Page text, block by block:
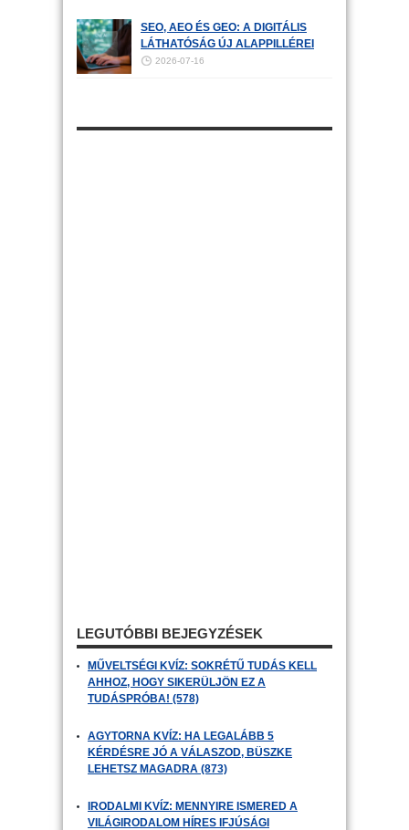
SEO, AEO ÉS GEO: A DIGITÁLIS
LÁTHATÓSÁG ÚJ ALAPPILLÉREI
2026-07-16
LEGUTÓBBI BEJEGYZÉSEK
MŰVELTSÉGI KVÍZ: SOKRÉTŰ TUDÁS KELL
AHHOZ, HOGY SIKERÜLJÖN EZ A
TUDÁSPRÓBA! (578)
AGYTORNA KVÍZ: HA LEGALÁBB 5
KÉRDÉSRE JÓ A VÁLASZOD, BÜSZKE
LEHETSZ MAGADRA (873)
IRODALMI KVÍZ: MENNYIRE ISMERED A
VILÁGIRODALOM HÍRES IFJÚSÁGI